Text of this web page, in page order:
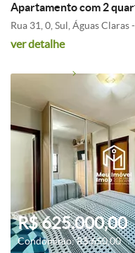
Apartamento com 2
Rua 31, 0, Sul, Águas Claras
ver detalhe
R$ 625.000,00
Condomínio: R$ 650,00